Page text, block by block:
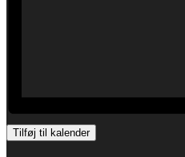
Tilføj til kalender